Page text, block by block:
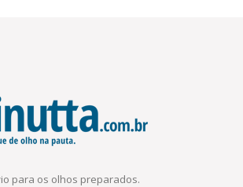
para os olhos preparados.